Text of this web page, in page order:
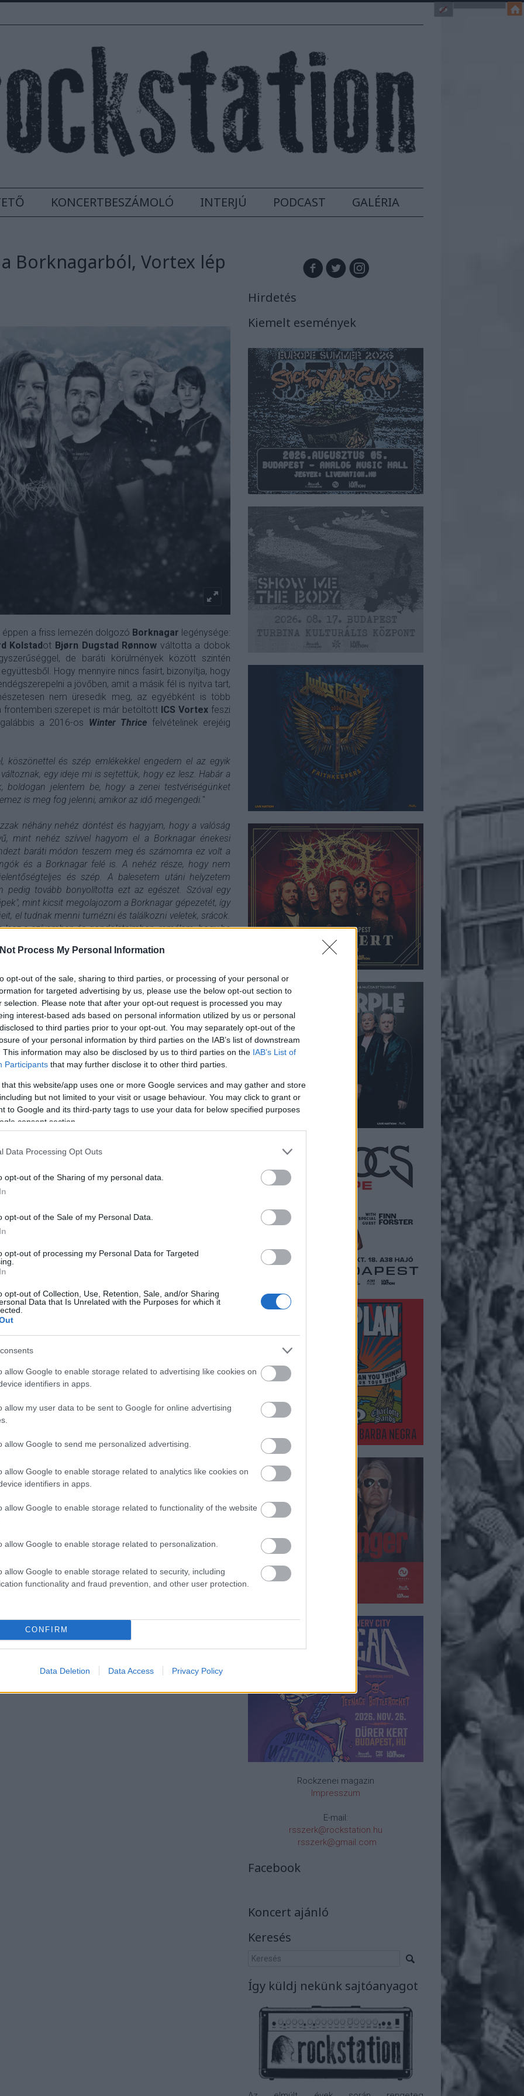
Process My Personal Information
opt-out of the sale, sharing to third parties, or processing of your personal or
for targeted advertising by us, please use the below opt-out section to
selection. Please note that after your opt-out request is processed you may
interest-based ads based on personal information utilized by us or personal
to third parties prior to your opt-out. You may separately opt-out of the
of your personal information by third parties on the IAB’s list of downstream
This information may also be disclosed by us to third parties on the IAB’s List of
Participants that may further disclose it to other third parties.
that this website/app uses one or more Google services and may gather and store
but not limited to your visit or usage behaviour. You may click to grant or
to Google and its third-party tags to use your data for below specified purposes
consent section.
Data Processing Opt Outs
opt-out of the Sharing of my personal data.
opt-out of the Sale of my Personal Data.
opt-out of processing my Personal Data for Targeted
opt-out of Collection, Use, Retention, Sale, and/or Sharing
Data that Is Unrelated with the Purposes for which it
allow Google to enable storage related to advertising like cookies on
identifiers in apps.
allow my user data to be sent to Google for online advertising
allow Google to send me personalized advertising.
allow Google to enable storage related to analytics like cookies on
identifiers in apps.
allow Google to enable storage related to functionality of the website
allow Google to enable storage related to personalization.
allow Google to enable storage related to security, including
functionality and fraud prevention, and other user protection.
CONFIRM
Data Deletion Data Access Privacy Policy
KONCERTBESZÁMOLÓ INTERJÚ PODCAST GALÉRIA
Borknagarból, Vortex lép
a friss lemezén dolgozó Borknagar legénysége:
Kolstad ot Bjørn Dugstad Rønnow váltotta a dobok
de baráti körülmények között szintén
Hogy mennyire nincs fasírt, bizonyítja, hogy
a jövőben, amit a másik fél is nyitva tart,
nem üresedik meg, az egyébként is több
szerepet is már betöltött ICS Vortex feszi
a 2016-os Winter Thrice felvételinek erejéig
köszönettel és szép emlékekkel engedem el az egyik
egy ideje mi is sejtettük, hogy ez lesz. Habár a
boldogan jelentem be, hogy a zenei testvériségünket
is meg fog jelenni, amikor az idő megengedi."
néhány nehéz döntést és hagyjam, hogy a valóság
mint nehéz szívvel hagyom el a Borknagar énekesi
baráti módon teszem meg és számomra ez volt a
és a Borknagar felé is. A nehéz része, hogy nem
és szép. A balesetem utáni helyzetem
pedig tovább bonyolította ezt az egészet. Szóval egy
mint kicsit megolajozom a Borknagar gépezetét, így
el tudnak menni turnézni és találkozni veletek, srácok.
a szívemben és gondolataimban, remélem, hogy be
a továbbiakban. A többiek a zenekarban nagyszerű
kívánom nekik. Viszont a Cronian nem halt meg,
borknagar
trackback címe:
Kommentek:
felhasználói tartalomnak minősülnek, értük a
nem vállal, azokat nem ellenőrzi. Kifogás esetén forduljon a blog
feltételekben és az adatvédelmi tájékoztatóban
! ‐Belépés Facebookkal
Hirdetés
Kiemelt események
Rockzenei magazin
Impresszum
E-mail:
rsszerk@rockstation.hu
rsszerk@gmail.com
Facebook
Koncert ajánló
Keresés
Így küldj nekünk sajtóanyagot